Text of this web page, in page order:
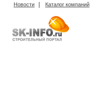
Новости | Каталог компаний